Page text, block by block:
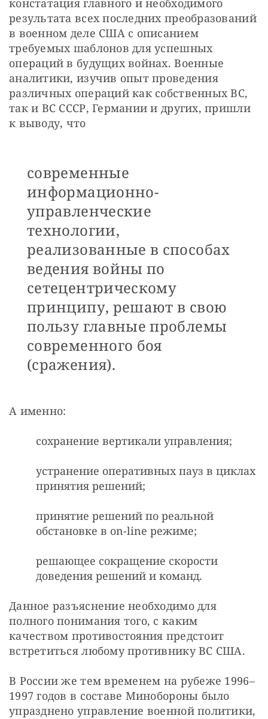
результата всех последних преобразований
в военном деле США с описанием
требуемых шаблонов для успешных
операций в будущих войнах. Военные
аналитики, изучив опыт проведения
различных операций как собственных ВС,
так и ВС СССР, Германии и других, пришли
к выводу, что
современные
информационно-
управленческие
технологии,
реализованные в способах
ведения войны по
сетецентрическому
принципу, решают в свою
пользу главные проблемы
современного боя
(сражения).
А именно:
сохранение вертикали управления;
устранение оперативных пауз в циклах
принятия решений;
принятие решений по реальной
обстановке в on-line режиме;
решающее сокращение скорости
доведения решений и команд.
Данное разъяснение необходимо для
полного понимания того, с каким
качеством противостояния предстоит
встретиться любому противнику ВС США.
В России же тем временем на рубеже 1996–
1997 годов в составе Минобороны было
упразднено управление военной политики,